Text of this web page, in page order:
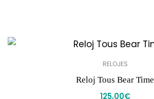
RELOJES
Reloj Tous Bear Time
125,00€